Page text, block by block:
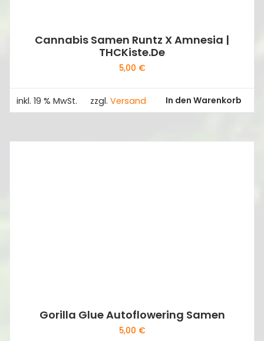
Cannabis Samen Runtz X Amnesia |
THCKiste.de
5,00 €
inkl. 19 % MwSt. zzgl. Versand In den Warenkorb
Gorilla Glue Autoflowering Samen
5,00 €